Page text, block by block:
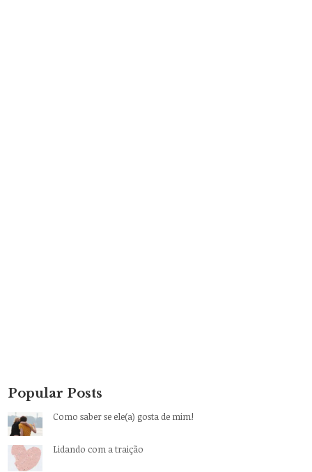
Popular Posts
Como saber se ele(a) gosta de mim!
Lidando com a traição